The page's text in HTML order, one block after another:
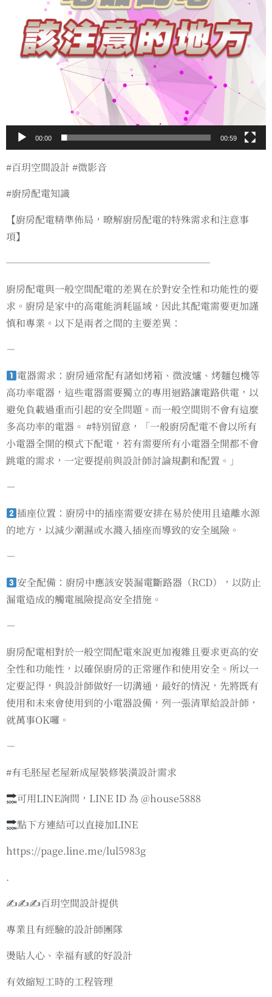
00:00 00:59
#百玥空間設計 #微影音
#廚房配電知識
【廚房配電精準佈局，暸解廚房配電的特殊需求和注意事
項】
─────────────────────
廚房配電與一般空間配電的差異在於對安全性和功能性的要
求。廚房是家中的高電能消耗區域，因此其配電需要更加謹
慎和專業。以下是兩者之間的主要差異：
－
電器需求：廚房通常配有諸如烤箱、微波爐、烤麵包機等
高功率電器，這些電器需要獨立的專用迴路讓電路供電，以
避免負載過重而引起的安全問題。而一般空間則不會有這麼
多高功率的電器。 #特別留意，「一般廚房配電不會以所有
小電器全開的模式下配電，若有需要所有小電器全開都不會
跳電的需求，一定要提前與設計師討論規劃和配置。」
－
插座位置：廚房中的插座需要安排在易於使用且遠離水源
的地方，以減少潮濕或水濺入插座而導致的安全風險。
－
安全配備：廚房中應該安裝漏電斷路器（RCD），以防止
漏電造成的觸電風險提高安全措施。
－
廚房配電相對於一般空間配電來說更加複雜且要求更高的安
全性和功能性，以確保廚房的正常運作和使用安全。所以一
定要記得，與設計師做好一切溝通，最好的情況，先將既有
使用和未來會使用到的小電器設備，列一張清單給設計師，
就萬事OK囉。
－
#有毛胚屋老屋新成屋裝修裝潢設計需求
可用LINE詢問，LINE ID 為 @house5888
點下方連結可以直接加LINE
https://page.line.me/lul5983g
.
✍️✍️✍️百玥空間設計提供
專業且有經驗的設計師團隊
燙貼人心、幸福有感的好設計
有效縮短工時的工程管理